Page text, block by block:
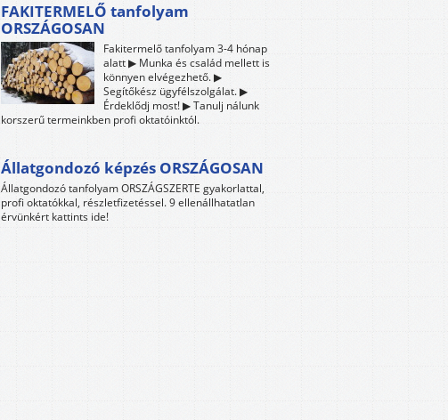
FAKITERMELŐ tanfolyam
ORSZÁGOSAN
Fakitermelő tanfolyam 3-4 hónap
alatt ▶ Munka és család mellett is
könnyen elvégezhető. ▶
Segítőkész ügyfélszolgálat. ▶
Érdeklődj most! ▶ Tanulj nálunk
korszerű termeinkben profi oktatóinktól.
Állatgondozó képzés ORSZÁGOSAN
Állatgondozó tanfolyam ORSZÁGSZERTE gyakorlattal,
profi oktatókkal, részletfizetéssel. 9 ellenállhatatlan
érvünkért kattints ide!